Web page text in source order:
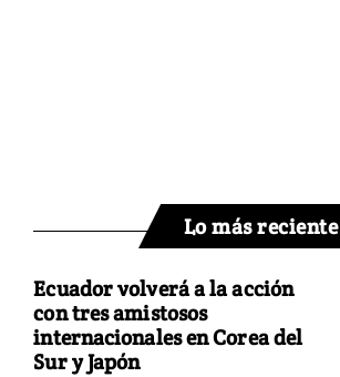
Lo más reciente
Ecuador volverá a la acción
con tres amistosos
internacionales en Corea del
Sur y Japón